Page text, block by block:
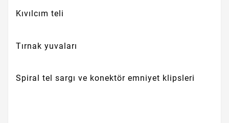
Kıvılcım teli
Tırnak yuvaları
Spiral tel sargı ve konektör emniyet klipsleri